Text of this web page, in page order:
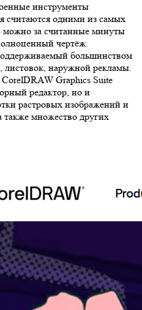
инструменты
считаются одними из самых
за считанные минуты
чертёж.
большинством
листовок, наружной рекламы.
Graphics Suite
редактор, но и
растровых изображений и
множество других